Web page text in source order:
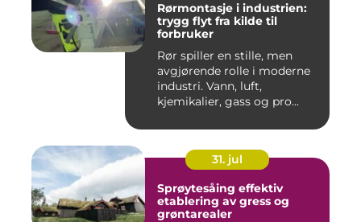
Rørmontasje i industrien:
trygg flyt fra kilde til
forbruker
Rør spiller en stille, men
avgjørende rolle i moderne
industri. Vann, luft,
kjemikalier, gass og pro...
31. jul
Sprøytesåing effektiv
etablering av gress og
grøntarealer